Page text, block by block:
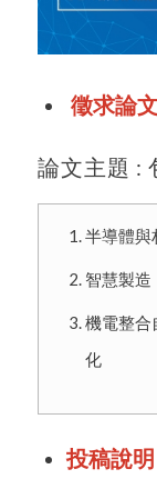
徵求論
論文主題 :
半導體與
智慧製造
機電整合
化
投稿說明